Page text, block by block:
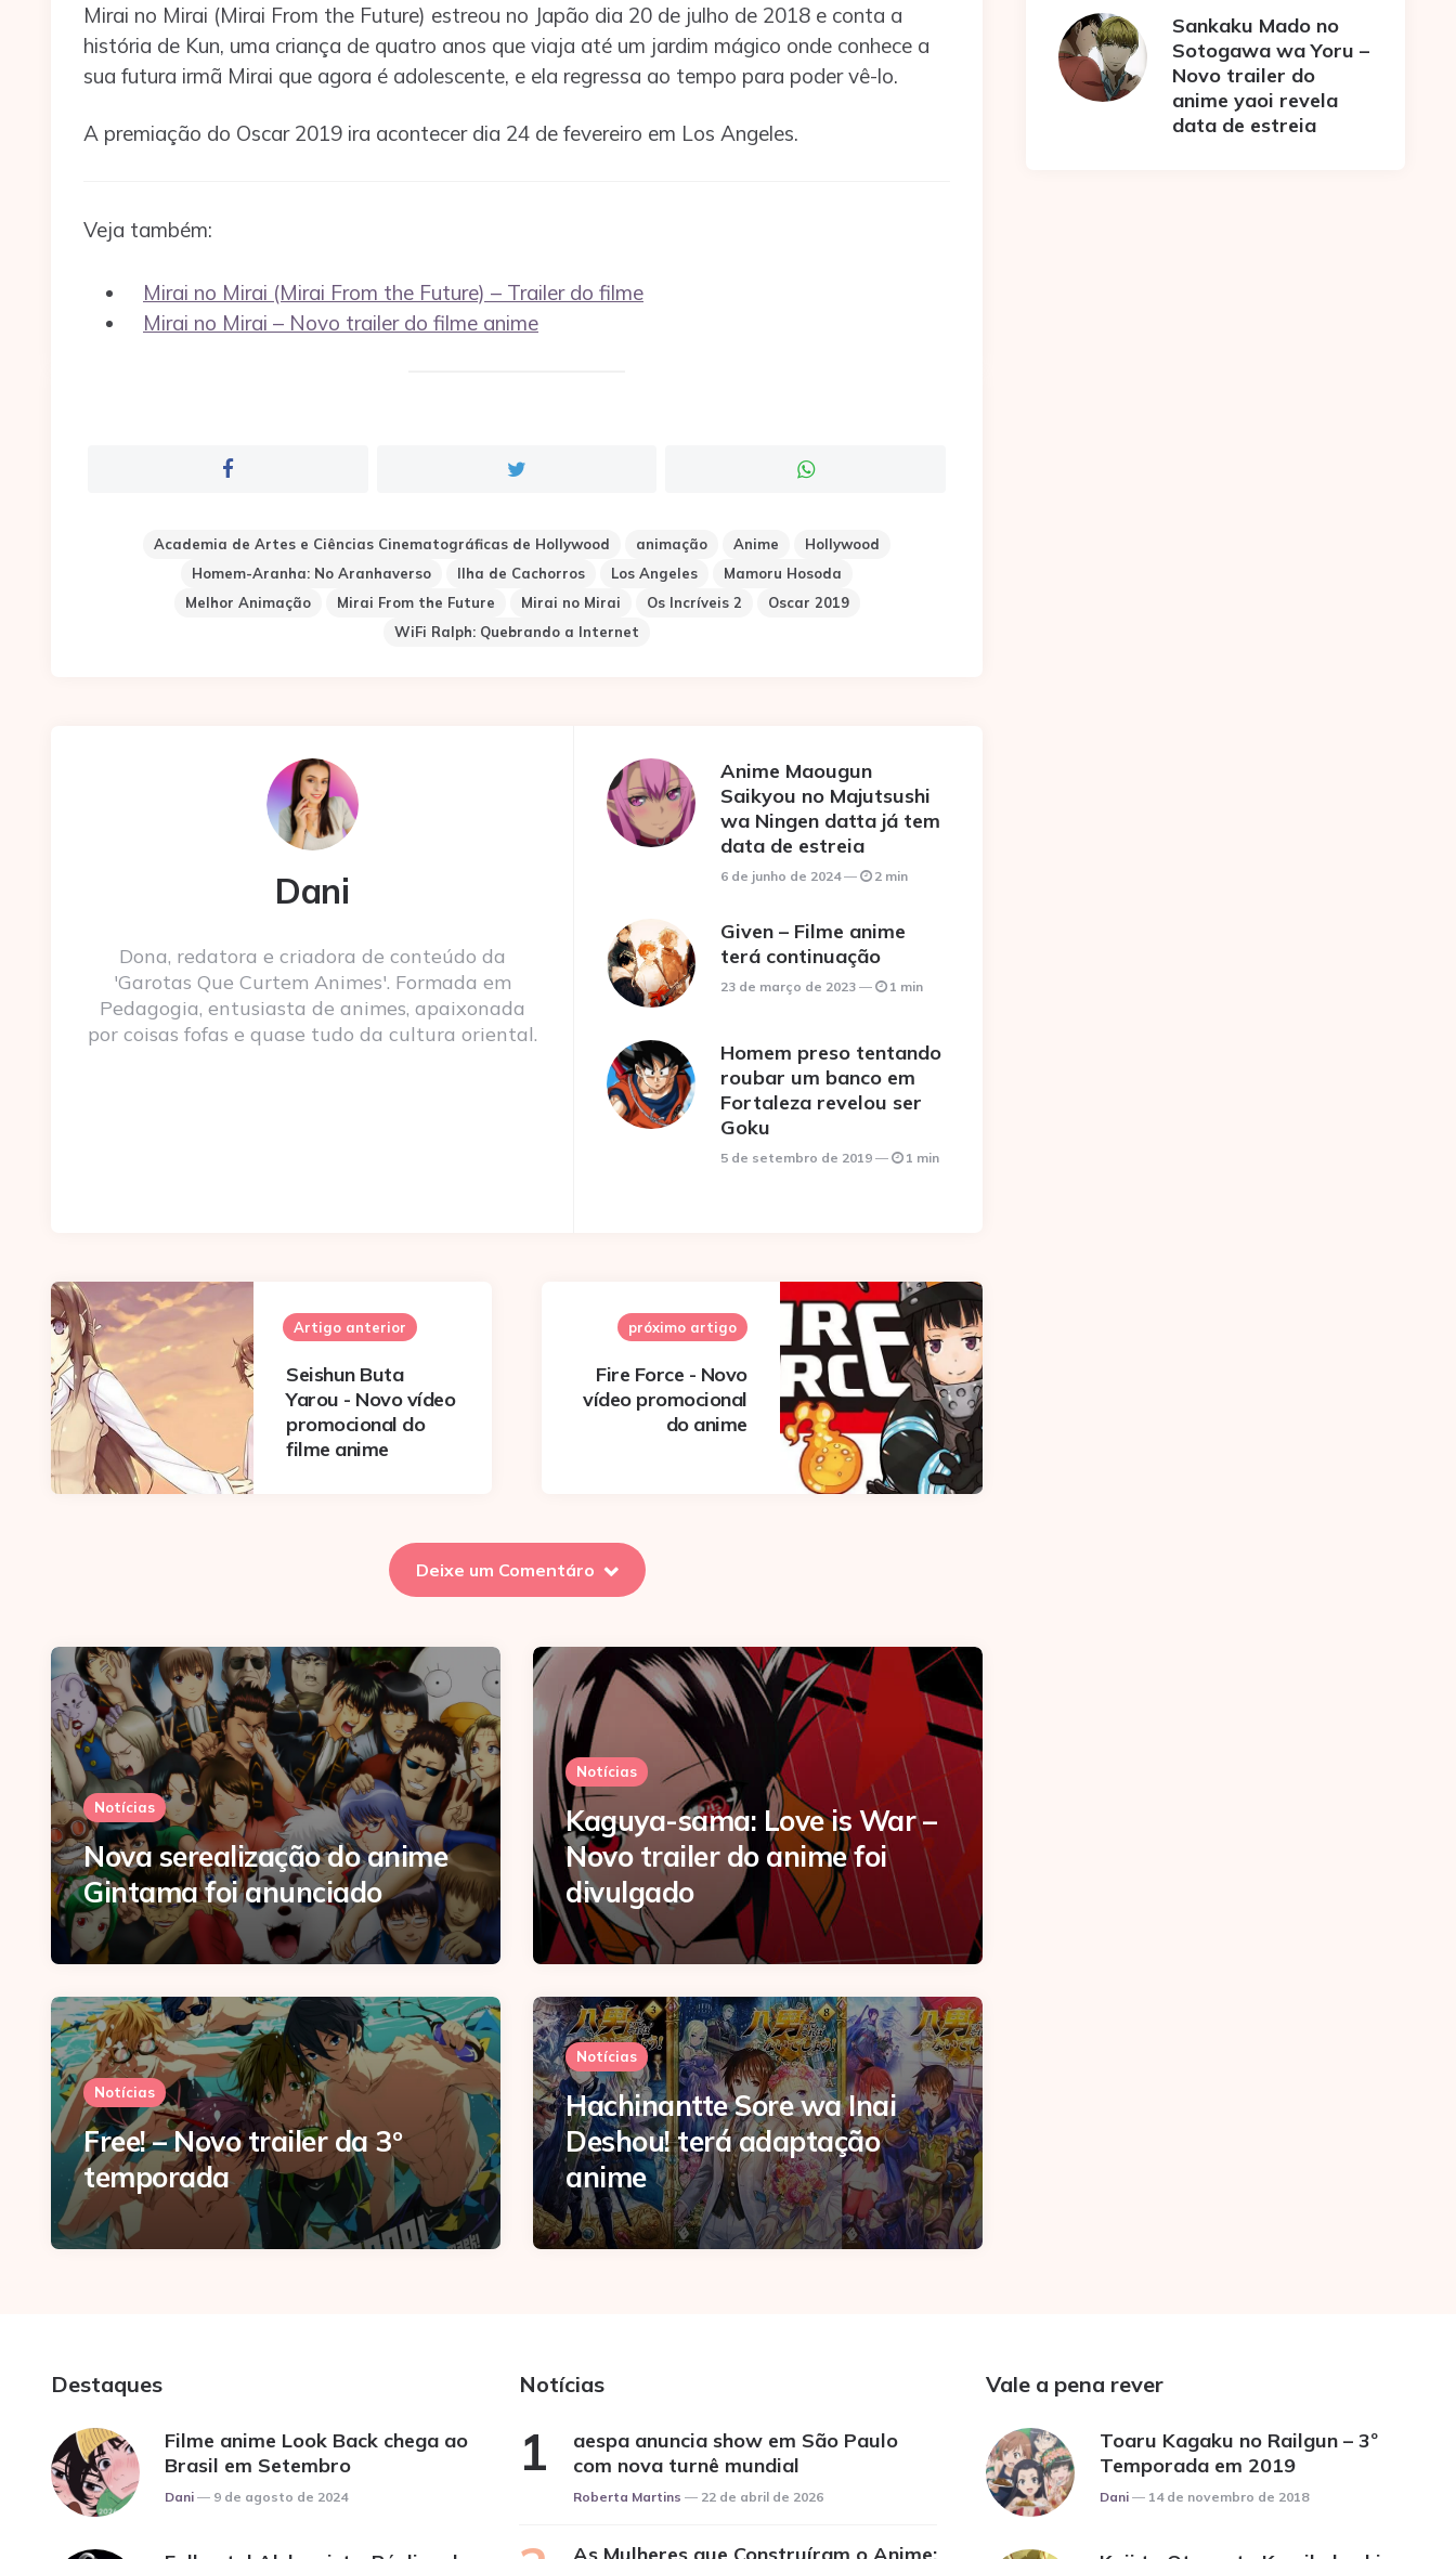
Mirai no Mirai (Mirai From the Future) estreou no Japão dia 20 de julho de 2018 e conta a
história de Kun, uma criança de quatro anos que viaja até um jardim mágico onde conhece a
sua futura irmã Mirai que agora é adolescente, e ela regressa ao tempo para poder vê-lo.
A premiação do Oscar 2019 ira acontecer dia 24 de fevereiro em Los Angeles.
Veja também:
Mirai no Mirai (Mirai From the Future) – Trailer do filme
Mirai no Mirai – Novo trailer do filme anime
Academia de Artes e Ciências Cinematográficas de Hollywood animação Anime
Hollywood
Homem-Aranha: No Aranhaverso
Ilha de Cachorros Los Angeles
Mamoru Hosoda
Melhor Animação
Mirai From the Future Mirai no Mirai Os Incríveis 2
Oscar 2019
WiFi Ralph: Quebrando a Internet
Dani
Dona, redatora e criadora de conteúdo da
'Garotas Que Curtem Animes'. Formada em
Pedagogia, entusiasta de animes, apaixonada
por coisas fofas e quase tudo da cultura oriental.
Anime Maougun
Saikyou no Majutsushi
wa Ningen datta já tem
data de estreia
6 de junho de 2024 2 min
Given – Filme anime
terá continuação
23 de março de 2023 1 min
Homem preso tentando
roubar um banco em
Fortaleza revelou ser
Goku
5 de setembro de 2019 1 min
Post
navigation
Artigo anterior
Seishun Buta
Yarou - Novo vídeo
promocional do
filme anime
próximo artigo
Fire Force - Novo
vídeo promocional
do anime
Deixe um Comentáro
Notícias
Nova serealização do anime
Gintama foi anunciado
Notícias
Kaguya-sama: Love is War –
Novo trailer do anime foi
divulgado
Notícias
Free! – Novo trailer da 3º
temporada
Notícias
Hachinantte Sore wa Inai
Deshou! terá adaptação
anime
Sankaku Mado no
Sotogawa wa Yoru –
Novo trailer do
anime yaoi revela
data de estreia
Destaques
Filme anime Look Back chega ao
Brasil em Setembro
Posted
Dani 9 de agosto de 2024
Notícias
aespa anuncia show em São Paulo
com nova turnê mundial
Posted
Roberta Martins 22 de abril de 2026
Vale a pena rever
Toaru Kagaku no Railgun – 3º
Temporada em 2019
Posted
Dani 14 de novembro de 2018